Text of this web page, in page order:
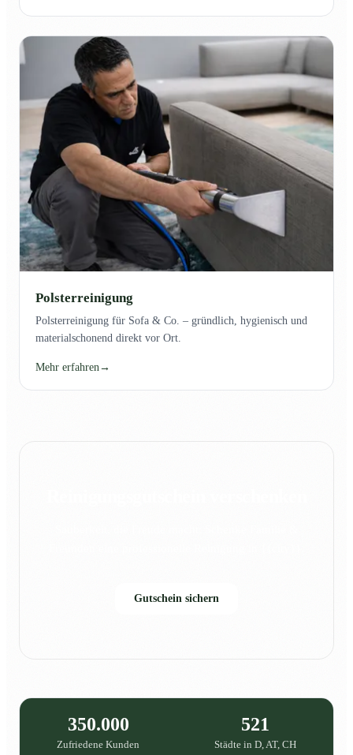
Polsterreinigung
Polsterreinigung für Sofa & Co. – gründlich, hygienisch und
materialschonend direkt vor Ort.
Mehr erfahren→
Gutschein sichern
350.000
Zufriedene Kunden
521
Städte in D, AT, CH